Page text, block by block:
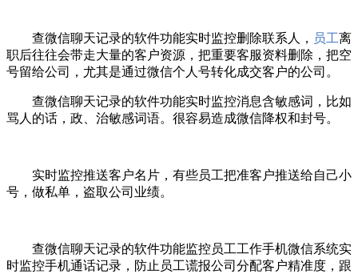
查微信聊天记录的软件功能实时监控删除联系人， 员工离
职后往往会带走大量的客户资源，把重要客服资料删除，把空
号留给公司，尤其是通过微信个人号转化成交客户的公司。
查微信聊天记录的软件功能实时监控消息含敏感词，比如
骂人的话，政、治敏感词语。很容易造成微信降权和封号。
实时监控推送客户名片，有些员工把准客户推送给自己小
号，做私单，盗取公司业绩。
查微信聊天记录的软件功能监控员工工作手机微信系统实
时监控手机通话记录，防止员工谎报公司分配客户精准度，跟